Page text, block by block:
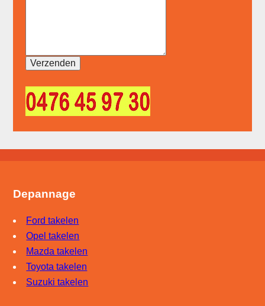
Depannage
Ford takelen
Opel takelen
Mazda takelen
Toyota takelen
Suzuki takelen